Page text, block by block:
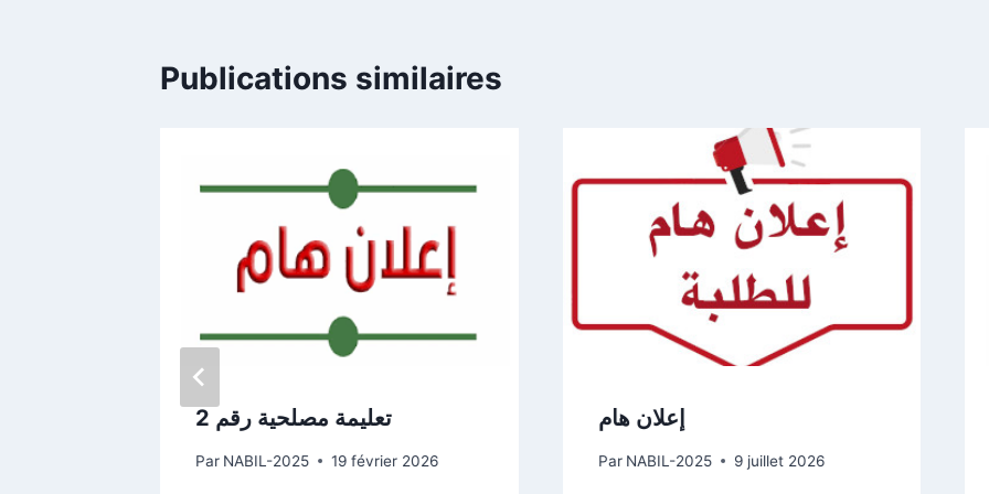
Publications similaires
تعليمة مصلحية رقم 2
Par NABIL-2025 19 février 2026
إعلان هام
Par NABIL-2025 9 juillet 2026